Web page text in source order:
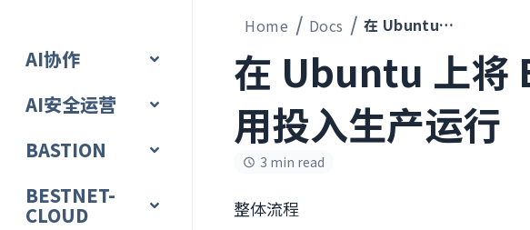
AI协作
AI安全运营
BASTION
BESTNET-
CLOUD
Home Docs 在 Ubuntu 上将 Bolt.new/diy 创建的应用投入生产运行
在 Ubuntu 上将
用投入生产运行
3 min read
整体流程